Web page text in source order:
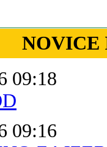
NOVICE
09:18
09:16